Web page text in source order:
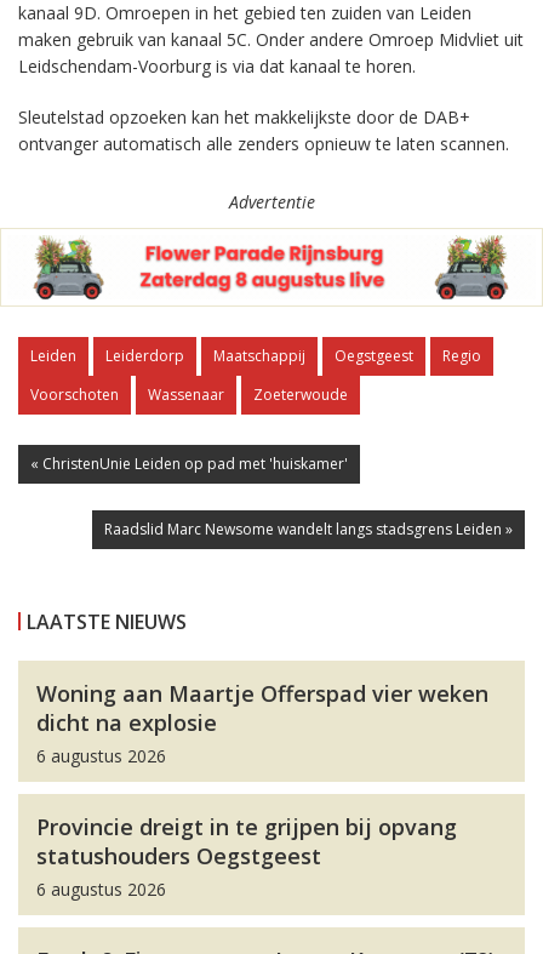
kanaal 9D. Omroepen in het gebied ten zuiden van Leiden
maken gebruik van kanaal 5C. Onder andere Omroep Midvliet uit
Leidschendam-Voorburg is via dat kanaal te horen.
Sleutelstad opzoeken kan het makkelijkste door de DAB+
ontvanger automatisch alle zenders opnieuw te laten scannen.
Advertentie
Leiden Leiderdorp Maatschappij Oegstgeest
Regio
Voorschoten
Wassenaar Zoeterwoude
« ChristenUnie Leiden op pad met 'huiskamer'
Raadslid Marc Newsome wandelt langs stadsgrens Leiden »
LAATSTE NIEUWS
Woning aan Maartje Offerspad vier weken
dicht na explosie
6 augustus 2026
Provincie dreigt in te grijpen bij opvang
statushouders Oegstgeest
6 augustus 2026